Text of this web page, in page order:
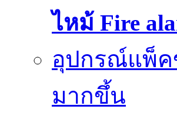
ไหม้ Fire
อุปกรณ์แพ็ค
มากขึ้น